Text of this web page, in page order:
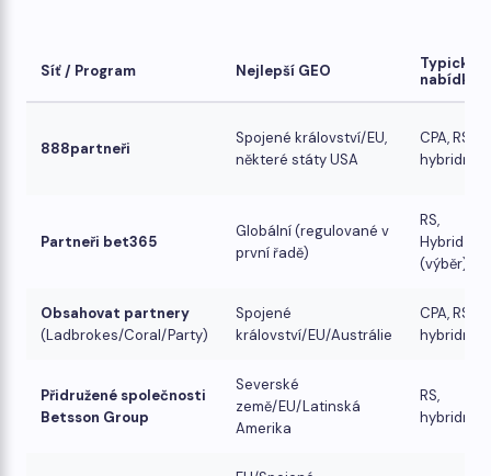
Síť / Program Nejlepší GEO
Typické
nabídky
888partneři
Spojené království/EU,
některé státy USA
CPA, RS,
hybridní
Partneři bet365
Globální (regulované v
první řadě)
RS,
Hybrid
(výběr)
Obsahovat partnery
(Ladbrokes/Coral/Party)
Spojené
království/EU/Austrálie
CPA, RS,
hybridní
Přidružené společnosti
Betsson Group
Severské
země/EU/Latinská
Amerika
RS,
hybridní